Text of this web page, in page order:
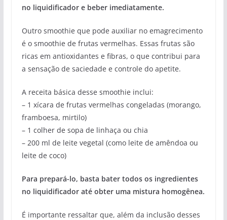
no liquidificador e beber imediatamente.
Outro smoothie que pode auxiliar no emagrecimento
é o smoothie de frutas vermelhas. Essas frutas são
ricas em antioxidantes e fibras, o que contribui para
a sensação de saciedade e controle do apetite.
A receita básica desse smoothie inclui:
– 1 xícara de frutas vermelhas congeladas (morango,
framboesa, mirtilo)
– 1 colher de sopa de linhaça ou chia
– 200 ml de leite vegetal (como leite de amêndoa ou
leite de coco)
Para prepará-lo, basta bater todos os ingredientes
no liquidificador até obter uma mistura homogênea.
É importante ressaltar que, além da inclusão desses